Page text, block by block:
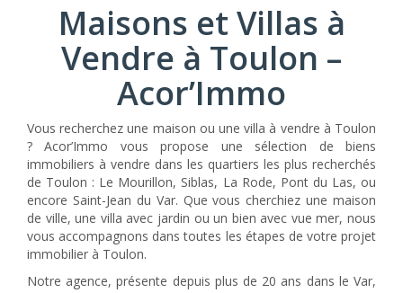
Maisons et Villas à
Vendre à Toulon –
Acor’Immo
Vous recherchez une maison ou une villa à vendre à Toulon
? Acor’Immo vous propose une sélection de biens
immobiliers à vendre dans les quartiers les plus recherchés
de Toulon : Le Mourillon, Siblas, La Rode, Pont du Las, ou
encore Saint-Jean du Var. Que vous cherchiez une maison
de ville, une villa avec jardin ou un bien avec vue mer, nous
vous accompagnons dans toutes les étapes de votre projet
immobilier à Toulon.
Notre agence, présente depuis plus de 20 ans dans le Var,